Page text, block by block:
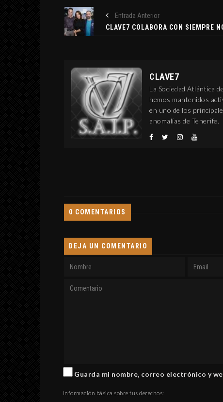
Entrada Anterior
CLAVE7
La Sociedad Atlántica
hemos mantenidos
en uno de los
anomalías de Tenerife.
0 COMENTARIOS
DEJA UN COMENTARIO
Guarda mi nombre, correo electrónico y
Información básica sobre tus derechos: